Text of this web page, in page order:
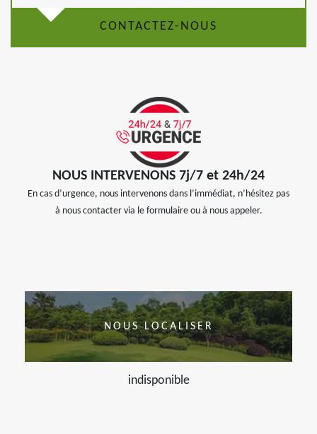
CONTACTEZ-NOUS
NOUS INTERVENONS 7j/7 et 24h/24
En cas d’urgence, nous intervenons dans l’immédiat, n’hésitez pas
à nous contacter via le formulaire ou à nous appeler.
NOUS LOCALISER
indisponible